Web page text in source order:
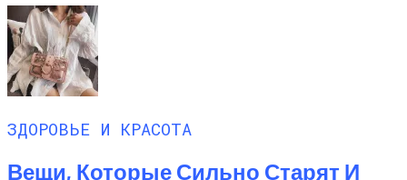
ЗДОРОВЬЕ И КРАСОТА
Вещи, Которые Сильно Старят И